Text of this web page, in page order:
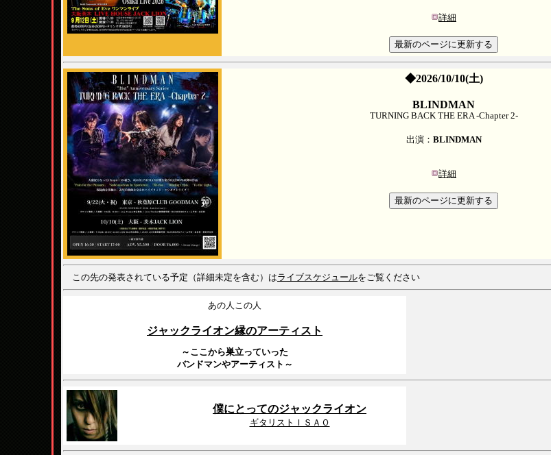
詳細
◆2026/10/10(土)
BLINDMAN
TURNING BACK THE ERA -Chapter 2-
出演： BLINDMAN
詳細
この先の発表されている予定（詳細未定を含む）はライブスケジュールをご覧ください
あの人この人
ジャックライオン縁のアーティスト
～ここから巣立っていった
バンドマンやアーティスト～
僕にとってのジャックライオン
ギタリストＩＳＡＯ